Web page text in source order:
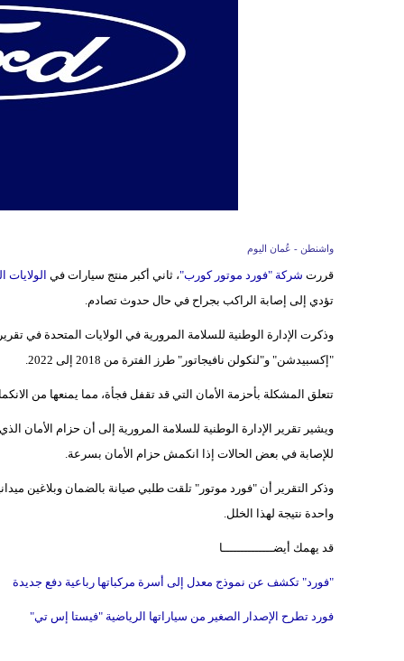
واشنطن - عُمان اليوم
قررت شركة "فورد موتور كورب"، ثاني أكبر منتج سيارات فيالولايات
تؤدي إلى إصابة الراكب بجراح في حال حدوث تصادم.
وذكرت الإدارة الوطنية للسلامة المرورية في الولايات المتحدة في
"إكسبيدشن" و"لنكولن نافيجاتور" طرز الفترة من 2018 إلى 2022.
تتعلق المشكلة بأحزمة الأمان التي قد تقفل فجأة، مما يمنعها من
ويشير تقرير الإدارة الوطنية للسلامة المرورية إلى أن حزام الأمان
للإصابة في بعض الحالات إذا انكمش حزام الأمان بسرعة.
وذكر التقرير أن "فورد موتور" تلقت طلبي صيانة بالضمان وبلاغين
واحدة نتيجة لهذا الخلل.
قد يهمك أيضــــــــــــــا
"فورد" تكشف عن نموذج معدل إلى أسرة مركباتها رباعية دفع جديدة
فورد تطرح الإصدار الصغير من سياراتها الرياضية "فيستا إس تي"